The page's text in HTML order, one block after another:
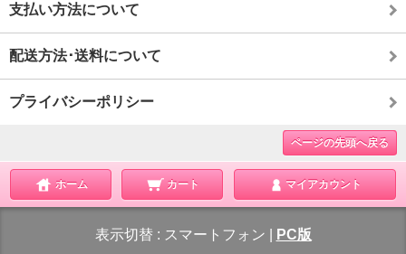
支払い方法について
配送方法･送料について
プライバシーポリシー
ページの先頭へ戻る
ホーム カート マイアカウント
表示切替 : スマートフォン PC版